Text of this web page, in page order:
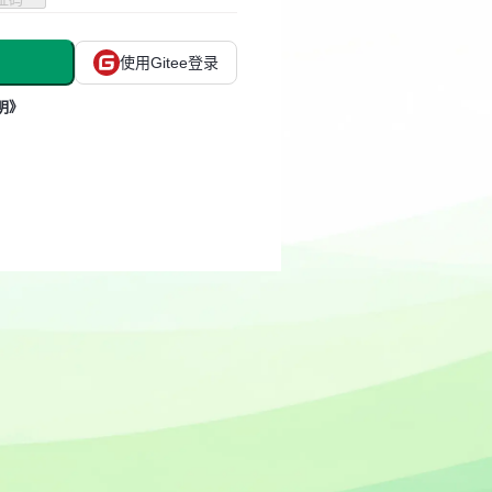
使用Gitee登录
》